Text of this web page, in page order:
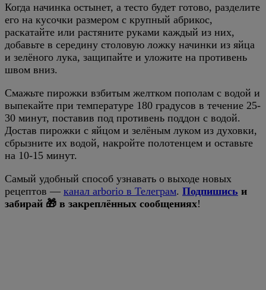
Когда начинка остынет, а тесто будет готово, разделите
его на кусочки размером с крупный абрикос,
раскатайте или растяните руками каждый из них,
добавьте в середину столовую ложку начинки из яйца
и зелёного лука, защипайте и уложите на противень
швом вниз.
Смажьте пирожки взбитым желтком пополам с водой и
выпекайте при температуре 180 градусов в течение 25-
30 минут, поставив под противень поддон с водой.
Достав пирожки с яйцом и зелёным луком из духовки,
сбрызните их водой, накройте полотенцем и оставьте
на 10-15 минут.
Самый удобный способ узнавать о выходе новых
рецептов — канал arborio в Телеграм. Подпишись и
забирай 🎁 в закреплённых сообщениях!